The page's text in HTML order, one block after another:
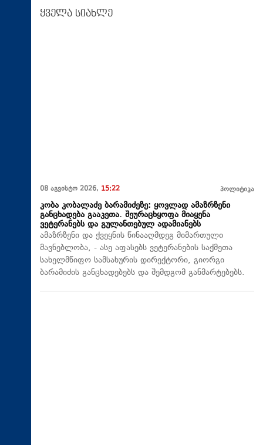
ყველა სიახლე
08 აგვისტო 2026, 15:22 პოლიტიკა
კობა კობალაძე ბარამიძეზე: ყოვლად ამაზრზენი
განცხადება გააკეთა. შეურაცხყოფა მიაყენა
ვეტერანებს და გულანთებულ ადამიანებს
ამაზრზენი და ქვეყნის წინააღმდეგ მიმართული
მავნებლობა, - ასე აფასებს ვეტერანების საქმეთა
სახელმწიფო სამსახურის დირექტორი, გიორგი
ბარამიძის განცხადებებს და შემდგომ განმარტებებს.